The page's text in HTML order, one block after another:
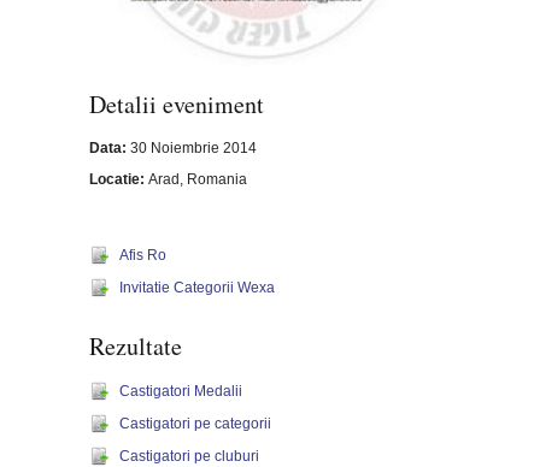
Detalii eveniment
Data: 30 Noiembrie 2014
Locatie: Arad, Romania
Afis Ro
Invitatie Categorii Wexa
Rezultate
Castigatori Medalii
Castigatori pe categorii
Castigatori pe cluburi